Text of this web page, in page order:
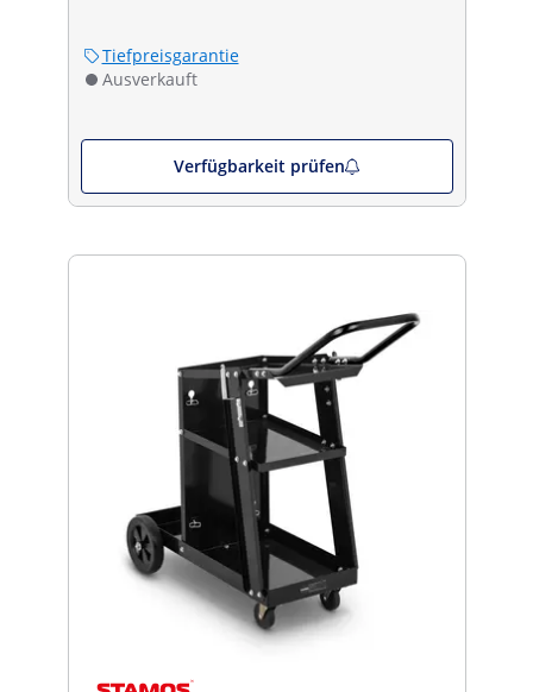
Tiefpreisgarantie
Ausverkauft
Verfügbarkeit prüfen